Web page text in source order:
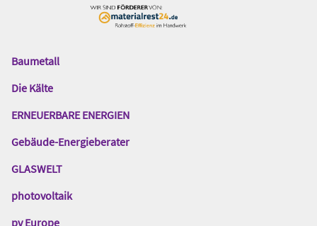
Das
Gentner
Baumetall
Die Kälte
ERNEUERBARE ENERGIEN
Gebäude-Energieberater
GLASWELT
photovoltaik
pv Europe